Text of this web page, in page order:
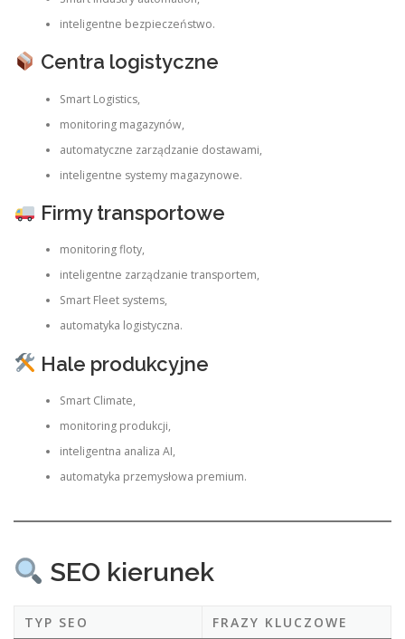
inteligentne bezpieczeństwo.
Centra logistyczne
Smart Logistics,
monitoring magazynów,
automatyczne zarządzanie dostawami,
inteligentne systemy magazynowe.
Firmy transportowe
monitoring floty,
inteligentne zarządzanie transportem,
Smart Fleet systems,
automatyka logistyczna.
Hale produkcyjne
Smart Climate,
monitoring produkcji,
inteligentna analiza AI,
automatyka przemysłowa premium.
SEO kierunek
TYP SEO FRAZY KLUCZOWE